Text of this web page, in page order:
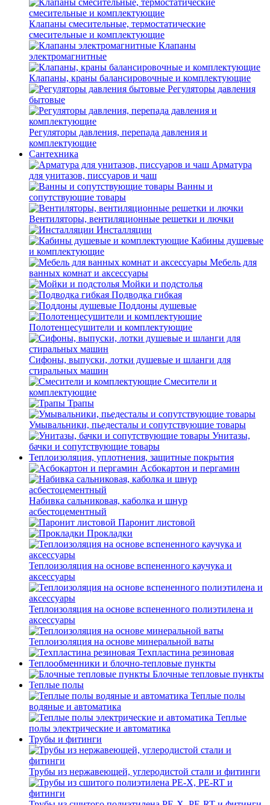
Клапаны смесительные, термостатические
смесительные и комплектующие
Клапаны
электромагнитные
Клапаны, краны балансировочные и комплектующие
Регуляторы давления
бытовые
Регуляторы давления, перепада давления и
комплектующие
Сантехника
Арматура
для унитазов, писсуаров и чаш
Ванны и
сопутствующие товары
Вентиляторы, вентиляционные решетки и лючки
Инсталляции
Кабины душевые
и комплектующие
Мебель для
ванных комнат и аксессуары
Мойки и подстолья
Подводка гибкая
Поддоны душевые
Полотенцесушители и комплектующие
Сифоны, выпуски, лотки душевые и шланги для
стиральных машин
Смесители и
комплектующие
Трапы
Умывальники, пьедесталы и сопутствующие товары
Унитазы,
бачки и сопутствующие товары
Теплоизоляция, уплотнения, защитные покрытия
Асбокартон и пергамин
Набивка сальниковая, каболка и шнур
асбестоцементный
Паронит листовой
Прокладки
Теплоизоляция на основе вспененного каучука и
аксессуары
Теплоизоляция на основе вспененного полиэтилена и
аксессуары
Теплоизоляция на основе минеральной ваты
Техпластина резиновая
Теплообменники и блочно-тепловые пункты
Блочные тепловые пункты
Теплые полы
Теплые полы
водяные и автоматика
Теплые
полы электрические и автоматика
Трубы и фитинги
Трубы из нержавеющей, углеродистой стали и фитинги